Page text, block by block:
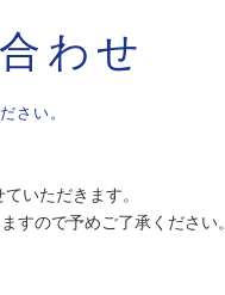
わせ
さい。
いただきます。
すので予めご了承ください。